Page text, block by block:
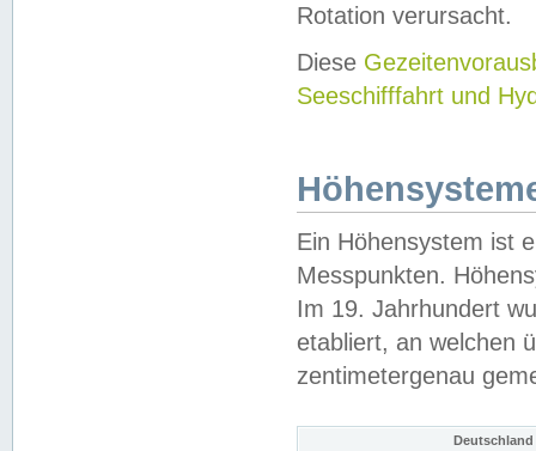
Rotation verursacht.
Diese
Seeschifffahrt und
Ein Höhensystem ist
Messpunkten.
Im 19. Jahrhundert
etabliert, an welchen
zentimetergenau